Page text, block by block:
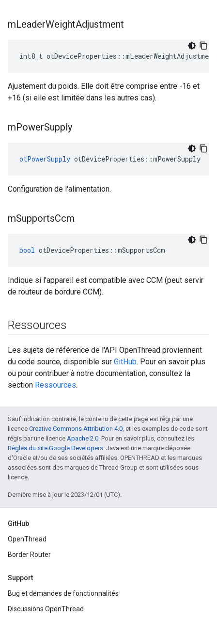
mLeaderWeightAdjustment
int8_t otDeviceProperties ::mLeaderWeightAdjustment
Ajustement du poids. Elle doit être comprise entre -16 et
+16 (si elle est limitée dans les autres cas).
mPowerSupply
otPowerSupply otDeviceProperties ::mPowerSupply
Configuration de l'alimentation.
mSupportsCcm
bool otDeviceProperties ::mSupportsCcm
Indique si l'appareil est compatible avec CCM (peut servir
de routeur de bordure CCM).
Ressources
Les sujets de référence de l'API OpenThread proviennent
du code source, disponible sur GitHub. Pour en savoir plus
ou pour contribuer à notre documentation, consultez la
section Ressources.
Sauf indication contraire, le contenu de cette page est régi par une
licence Creative Commons Attribution 4.0, et les exemples de code sont
régis par une licence Apache 2.0. Pour en savoir plus, consultez les
Règles du site Google Developers. Java est une marque déposée
d'Oracle et/ou de ses sociétés affiliées. OPENTHREAD et les marques
associées sont des marques de Thread Group et sont utilisées sous
licence.
Dernière mise à jour le 2023/12/01 (UTC).
GitHub
OpenThread
Border Router
Support
Bug et demandes de fonctionnalités
Discussions OpenThread